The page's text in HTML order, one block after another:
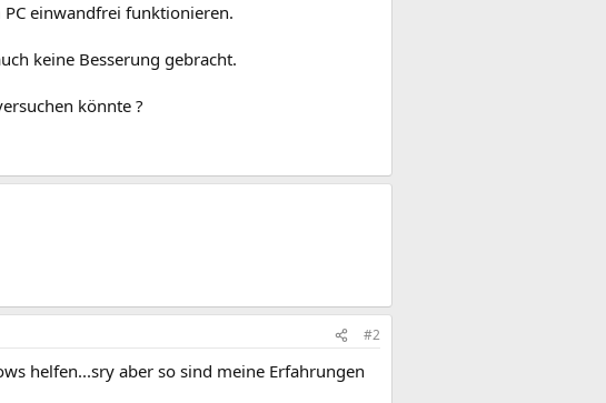
einwandfrei funktionieren.
keine Besserung gebracht.
könnte ?
#2
helfen...sry aber so sind meine Erfahrungen